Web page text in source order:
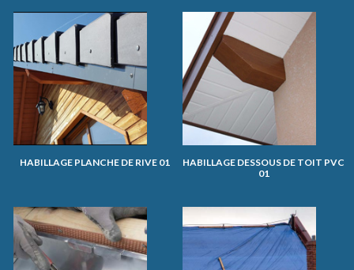
HABILLAGE PLANCHE DE RIVE 01
HABILLAGE DESSOUS DE TOIT PVC
01